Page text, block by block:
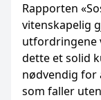
Rapporten
vitenskapelig
utfordringene
dette et solid
nødvendig for
som faller